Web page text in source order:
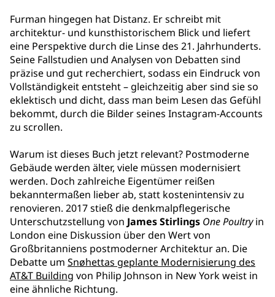
Furman hingegen hat Distanz. Er schreibt mit
architektur- und kunsthistorischem Blick und liefert
eine Perspektive durch die Linse des 21. Jahrhunderts.
Seine Fallstudien und Analysen von Debatten sind
präzise und gut recherchiert, sodass ein Eindruck von
Vollständigkeit entsteht – gleichzeitig aber sind sie so
eklektisch und dicht, dass man beim Lesen das Gefühl
bekommt, durch die Bilder seines Instagram-Accounts
zu scrollen.
Warum ist dieses Buch jetzt relevant? Postmoderne
Gebäude werden älter, viele müssen modernisiert
werden. Doch zahlreiche Eigentümer reißen
bekanntermaßen lieber ab, statt kostenintensiv zu
renovieren. 2017 stieß die denkmalpflegerische
Unterschutzstellung von James Stirlings One Poultryin
London eine Diskussion über den Wert von
Großbritanniens postmoderner Architektur an. Die
Debatte um Snøhettas geplante Modernisierung des
AT&T Building von Philip Johnson in New York weist in
eine ähnliche Richtung.